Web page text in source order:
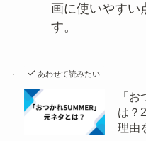
画に使いやすい
す。
あわせて読みたい
「
は？
理由